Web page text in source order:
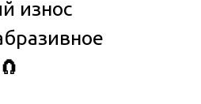
износ
🧲